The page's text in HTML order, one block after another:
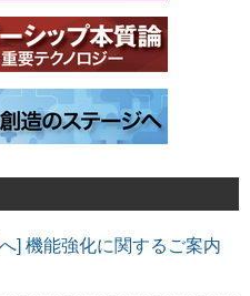
] 機能強化に関するご案内